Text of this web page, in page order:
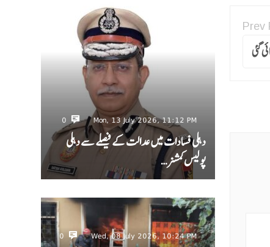
Mon, 13 July 2026, 11:12 PM
0
دہلی فسادات میں عدالت کے فیصلے سے دہلی
پولیس کمشنر…
Wed, 08 July 2026, 10:24 PM
0
Prev
گئی